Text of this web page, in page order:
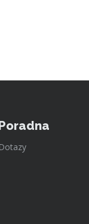
Poradna
Dotazy